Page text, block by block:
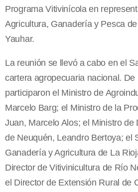
Programa Vitivinícola en
Agricultura, Ganadería y Pesca
Yauhar.
La reunión se llevó a cabo en el
cartera agropecuaria nacional. De
participaron el Ministro de
Marcelo Barg; el Ministro de la
Juan, Marcelo Alos; el Ministro de
de Neuquén, Leandro Bertoya; el
Ganadería y Agricultura de La
Director de Vitivinicultura de Río
el Director de Extensión Rural de